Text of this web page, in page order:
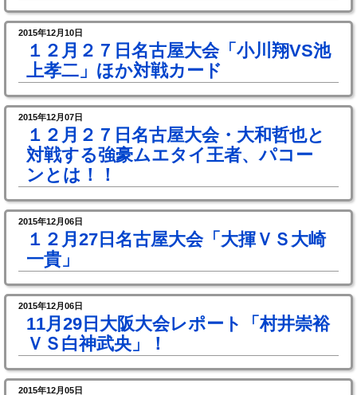
2015年12月10日
１２月２７日名古屋大会「小川翔VS池
上孝二」ほか対戦カード
2015年12月07日
１２月２７日名古屋大会・大和哲也と
対戦する強豪ムエタイ王者、パコー
ンとは！！
2015年12月06日
１２月27日名古屋大会「大揮ＶＳ大崎
一貴」
2015年12月06日
11月29日大阪大会レポート「村井崇裕
ＶＳ白神武央」！
2015年12月05日